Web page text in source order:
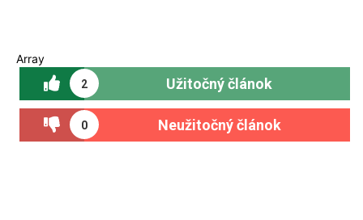
Array
2 Užitočný článok
0 Neužitočný článok